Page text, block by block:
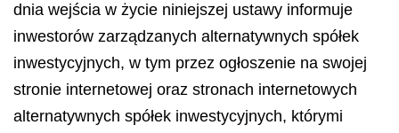
dnia wejścia w życie niniejszej ustawy informuje
inwestorów zarządzanych alternatywnych spółek
inwestycyjnych, w tym przez ogłoszenie na swojej
stronie internetowej oraz stronach internetowych
alternatywnych spółek inwestycyjnych, którymi